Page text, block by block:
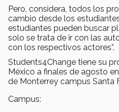
Pero, considera, todos los
cambio desde los
estudiantes pueden buscar
solo se trata de ir con las
con los respectivos actores”.
Students4Change tiene su
México a finales de agosto
de Monterrey campus Santa
Campus: